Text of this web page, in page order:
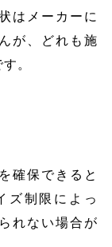
はメーカーに
が、どれも施
。
確保できると
ズ制限によっ
れない場合が